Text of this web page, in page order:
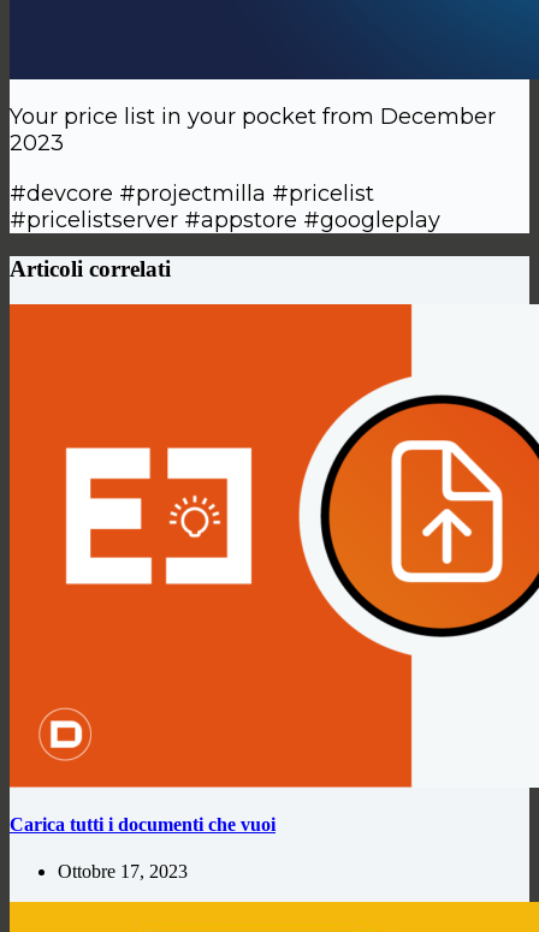
Your price list in your pocket from December
2023
#devcore #projectmilla #pricelist
#pricelistserver #appstore #googleplay
Articoli correlati
Carica tutti i documenti che vuoi
Ottobre 17, 2023